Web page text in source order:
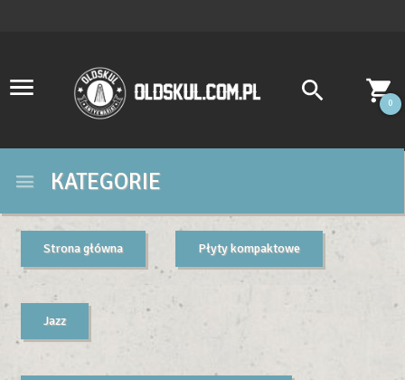
0
KATEGORIE
Strona główna Płyty kompaktowe
Jazz